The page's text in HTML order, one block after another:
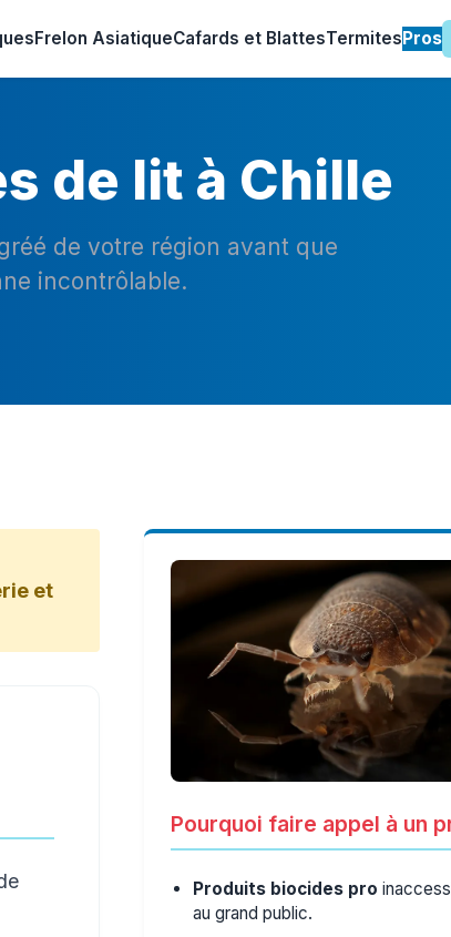
Frelon AsiatiqueCafards et BlattesTermitesPros
de lit à Chille
de votre région avant que
incontrôlable.
et
Pourquoi faire appel à un
Produits biocides pro
au grand public.